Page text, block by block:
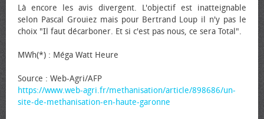
Là encore les avis divergent. L'objectif est inatteignable
selon Pascal Grouiez mais pour Bertrand Loup il n'y pas le
choix "Il faut décarboner. Et si c'est pas nous, ce sera Total".
MWh(*) : Méga Watt Heure
Source : Web-Agri/AFP
https://www.web-agri.fr/methanisation/article/898686/un-
site-de-methanisation-en-haute-garonne